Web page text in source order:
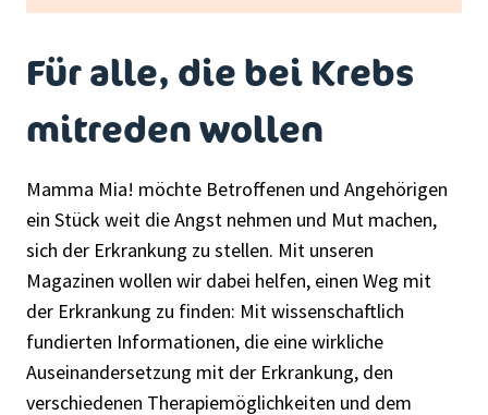
Für alle, die bei Krebs
mitreden wollen
Mamma Mia! möchte Betroffenen und Angehörigen
ein Stück weit die Angst nehmen und Mut machen,
sich der Erkrankung zu stellen. Mit unseren
Magazinen wollen wir dabei helfen, einen Weg mit
der Erkrankung zu finden: Mit wissenschaftlich
fundierten Informationen, die eine wirkliche
Auseinandersetzung mit der Erkrankung, den
verschiedenen Therapiemöglichkeiten und dem